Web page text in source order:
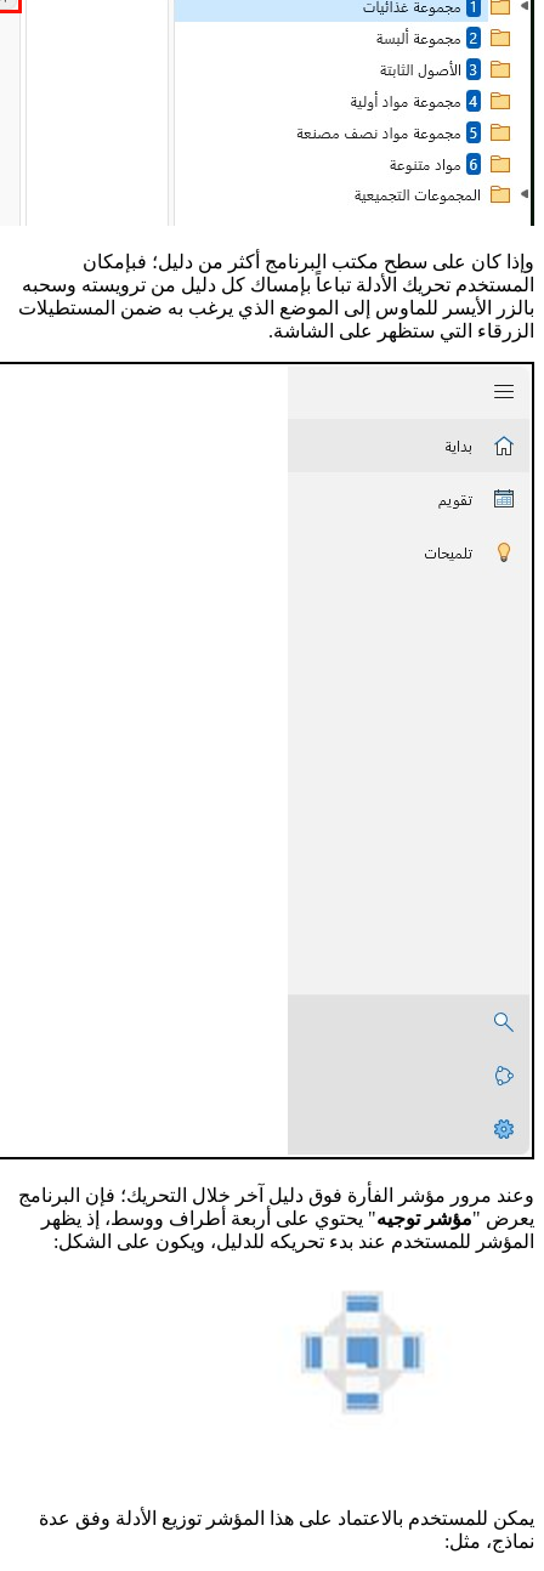
وإذا كان على سطح مكتب البرنامج أكثر من دليل؛ فبإمكان
المستخدم تحريك الأدلة تباعاً بإمساك كل دليل من ترويسته وسحبه
بالزر الأيسر للماوس إلى الموضع الذي يرغب به ضمن المستطيلات
الزرقاء التي ستظهر على الشاشة.
وعند مرور مؤشر الفأرة فوق دليل آخر خلال التحريك؛ فإن البرنامج
يعرض "مؤشر توجيه" يحتوي على أربعة أطراف ووسط، إذ يظهر
المؤشر للمستخدم عند بدء تحريكه للدليل، ويكون على الشكل:
يمكن للمستخدم بالاعتماد على هذا المؤشر توزيع الأدلة وفق عدة
نماذج، مثل: